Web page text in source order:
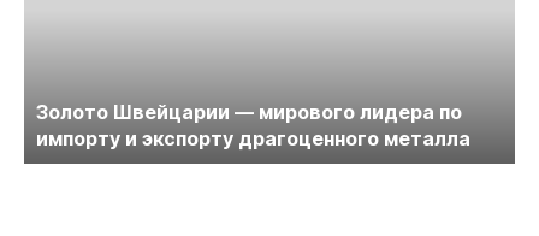
Золото Швейцарии — мирового лидера по
импорту и экспорту драгоценного металла